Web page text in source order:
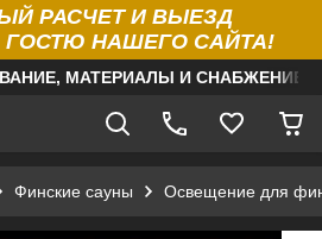
РАСЧЕТ И ВЫЕЗД
ГОСТЮ НАШЕГО САЙТА!
МАТЕРИАЛЫ И
Финские сауны Освещение для